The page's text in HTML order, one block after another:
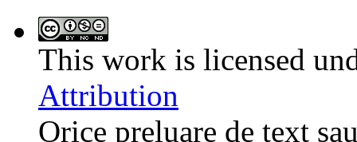
This work is licensed
Attribution
Orice preluare de text